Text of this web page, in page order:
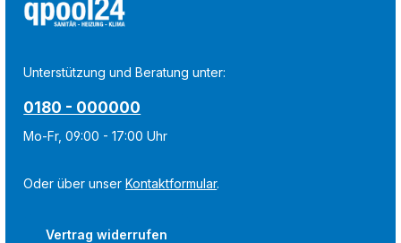
Unterstützung und Beratung unter:
0180 - 000000
Mo-Fr, 09:00 - 17:00 Uhr
Oder über unserKontaktformular.
Vertrag widerrufen